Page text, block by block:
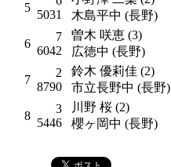
5
5031
木島平中 (長野)
6
7
6042
曽木 咲恵 (3)
広徳中 (長野)
7
2
8790
鈴木 優莉佳 (2)
市立長野中 (長野)
8
3
5446
川野 桜 (2)
櫻ヶ岡中 (長野)